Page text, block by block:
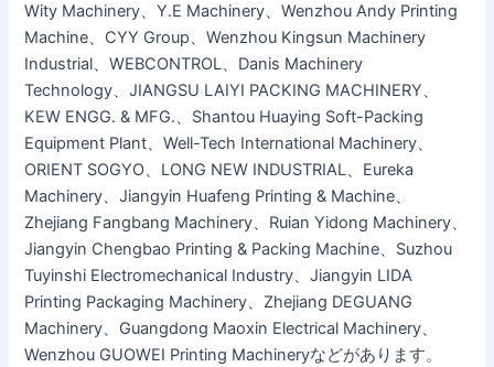
Wity Machinery、Y.E Machinery、Wenzhou Andy Printing
Machine、CYY Group、Wenzhou Kingsun Machinery
Industrial、WEBCONTROL、Danis Machinery
Technology、JIANGSU LAIYI PACKING MACHINERY、
KEW ENGG. & MFG.、Shantou Huaying Soft-Packing
Equipment Plant、Well-Tech International Machinery、
ORIENT SOGYO、LONG NEW INDUSTRIAL、Eureka
Machinery、Jiangyin Huafeng Printing & Machine、
Zhejiang Fangbang Machinery、Ruian Yidong Machinery、
Jiangyin Chengbao Printing & Packing Machine、Suzhou
Tuyinshi Electromechanical Industry、Jiangyin LIDA
Printing Packaging Machinery、Zhejiang DEGUANG
Machinery、Guangdong Maoxin Electrical Machinery、
Wenzhou GUOWEI Printing Machineryなどがあります。